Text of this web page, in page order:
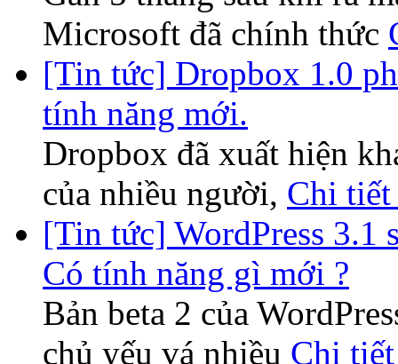
Microsoft đã chính thức
[Tin tức] Dropbox 1.0
tính năng mới.
Dropbox đã xuất hiện
của nhiều người, Chi tiết
[Tin tức] WordPress 3.1
Có tính năng gì mới ?
Bản beta 2 của
chủ yếu vá nhiều Chi